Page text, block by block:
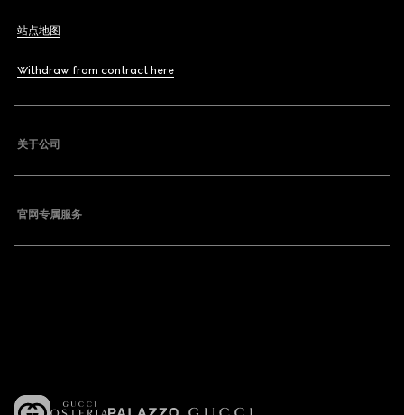
站点地图
Withdraw from contract here
关于公司
官网专属服务